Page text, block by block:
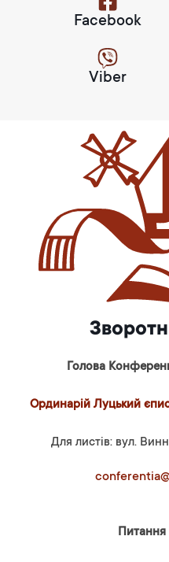
Facebook
Viber
Голова
Ординарій Луцький
Для листів: вул.